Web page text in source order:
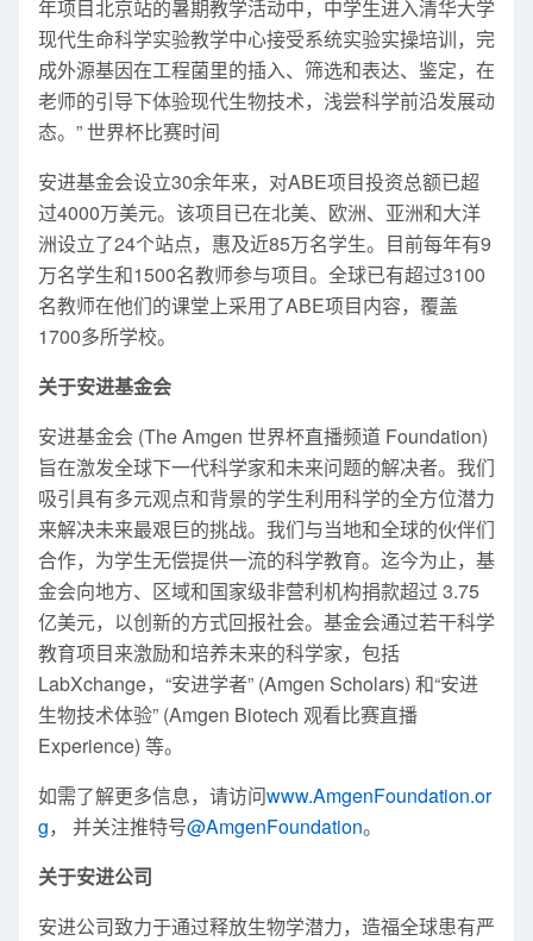
年项目北京站的暑期教学活动中，中学生进入清华大学
现代生命科学实验教学中心接受系统实验实操培训，完
成外源基因在工程菌里的插入、筛选和表达、鉴定，在
老师的引导下体验现代生物技术，浅尝科学前沿发展动
态。” 世界杯比赛时间
安进基金会设立30余年来，对ABE项目投资总额已超
过4000万美元。该项目已在北美、欧洲、亚洲和大洋
洲设立了24个站点，惠及近85万名学生。目前每年有9
万名学生和1500名教师参与项目。全球已有超过3100
名教师在他们的课堂上采用了ABE项目内容，覆盖
1700多所学校。
关于安进基金会
安进基金会 (The Amgen 世界杯直播频道 Foundation)
旨在激发全球下一代科学家和未来问题的解决者。我们
吸引具有多元观点和背景的学生利用科学的全方位潜力
来解决未来最艰巨的挑战。我们与当地和全球的伙伴们
合作，为学生无偿提供一流的科学教育。迄今为止，基
金会向地方、区域和国家级非营利机构捐款超过 3.75
亿美元，以创新的方式回报社会。基金会通过若干科学
教育项目来激励和培养未来的科学家，包括
LabXchange，“安进学者” (Amgen Scholars) 和“安进
生物技术体验” (Amgen Biotech 观看比赛直播
Experience) 等。
如需了解更多信息，请访问www.AmgenFoundation.or
g， 并关注推特号@AmgenFoundation。
关于安进公司
安进公司致力于通过释放生物学潜力，造福全球患有严